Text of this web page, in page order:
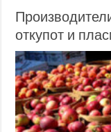
откупот и